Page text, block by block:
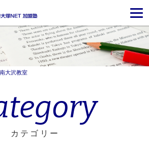
南大沢教室
カテゴリー